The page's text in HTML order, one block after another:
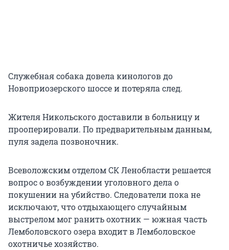
Служебная собака довела кинологов до
Новоприозерского шоссе и потеряла след.
Жителя Никольского доставили в больницу и
прооперировали. По предварительным данным,
пуля задела позвоночник.
Всеволожским отделом СК Ленобласти решается
вопрос о возбуждении уголовного дела о
покушении на убийство. Следователи пока не
исключают, что отдыхающего случайным
выстрелом мог ранить охотник — южная часть
Лемболовского озера входит в Лемболовское
охотничье хозяйство.